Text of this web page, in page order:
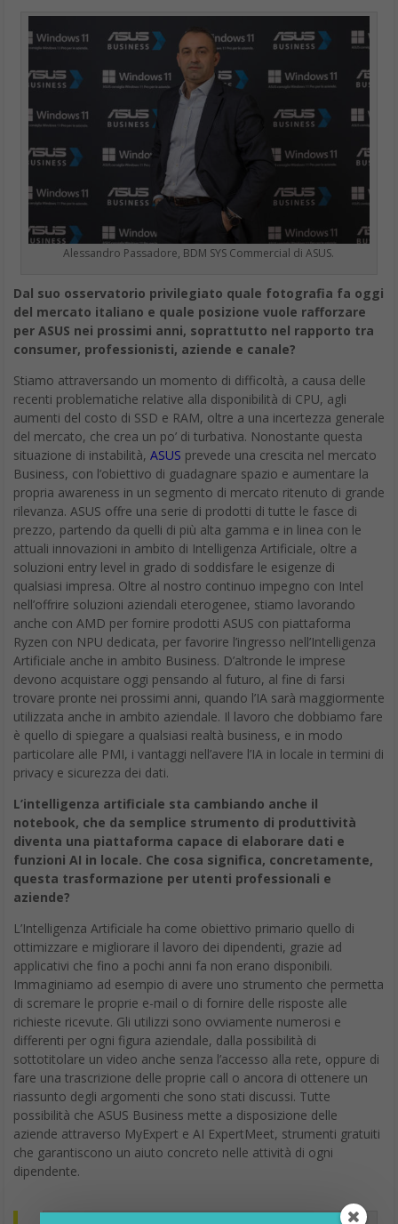
Alessandro Passadore, BDM SYS Commercial di ASUS.
Dal suo osservatorio privilegiato quale fotografia fa oggi
del mercato italiano e quale posizione vuole rafforzare
per ASUS nei prossimi anni, soprattutto nel rapporto tra
consumer, professionisti, aziende e canale?
Stiamo attraversando un momento di difficoltà, a causa delle
recenti problematiche relative alla disponibilità di CPU, agli
aumenti del costo di SSD e RAM, oltre a una incertezza generale
del mercato, che crea un po’ di turbativa. Nonostante questa
situazione di instabilità, ASUS prevede una crescita nel mercato
Business, con l’obiettivo di guadagnare spazio e aumentare la
propria awareness in un segmento di mercato ritenuto di grande
rilevanza. ASUS offre una serie di prodotti di tutte le fasce di
prezzo, partendo da quelli di più alta gamma e in linea con le
attuali innovazioni in ambito di Intelligenza Artificiale, oltre a
soluzioni entry level in grado di soddisfare le esigenze di
qualsiasi impresa. Oltre al nostro continuo impegno con Intel
nell’offrire soluzioni aziendali eterogenee, stiamo lavorando
anche con AMD per fornire prodotti ASUS con piattaforma
Ryzen con NPU dedicata, per favorire l’ingresso nell’Intelligenza
Artificiale anche in ambito Business. D’altronde le imprese
devono acquistare oggi pensando al futuro, al fine di farsi
trovare pronte nei prossimi anni, quando l’IA sarà maggiormente
utilizzata anche in ambito aziendale. Il lavoro che dobbiamo fare
è quello di spiegare a qualsiasi realtà business, e in modo
particolare alle PMI, i vantaggi nell’avere l’IA in locale in termini di
privacy e sicurezza dei dati.
L’intelligenza artificiale sta cambiando anche il
notebook, che da semplice strumento di produttività
diventa una piattaforma capace di elaborare dati e
funzioni AI in locale. Che cosa significa, concretamente,
questa trasformazione per utenti professionali e
aziende?
L’Intelligenza Artificiale ha come obiettivo primario quello di
ottimizzare e migliorare il lavoro dei dipendenti, grazie ad
applicativi che fino a pochi anni fa non erano disponibili.
Immaginiamo ad esempio di avere uno strumento che permetta
di scremare le proprie e-mail o di fornire delle risposte alle
richieste ricevute. Gli utilizzi sono ovviamente numerosi e
differenti per ogni figura aziendale, dalla possibilità di
sottotitolare un video anche senza l’accesso alla rete, oppure di
fare una trascrizione delle proprie call o ancora di ottenere un
riassunto degli argomenti che sono stati discussi. Tutte
possibilità che ASUS Business mette a disposizione delle
aziende attraverso MyExpert e AI ExpertMeet, strumenti gratuiti
che garantiscono un aiuto concreto nelle attività di ogni
dipendente.